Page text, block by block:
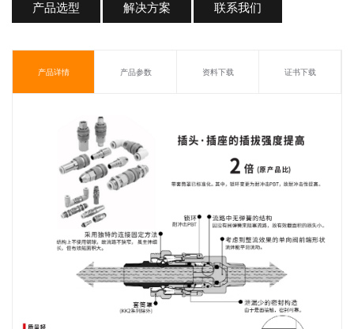
产品选型 解决方案 联系我们
产品详情 产品参数 资料下载 证书下载